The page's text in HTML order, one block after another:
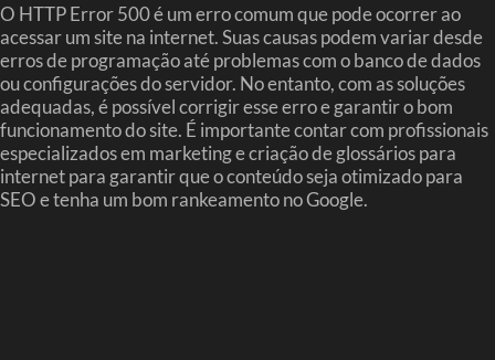
O HTTP Error 500 é um erro comum que pode ocorrer ao
acessar um site na internet. Suas causas podem variar desde
erros de programação até problemas com o banco de dados
ou configurações do servidor. No entanto, com as soluções
adequadas, é possível corrigir esse erro e garantir o bom
funcionamento do site. É importante contar com profissionais
especializados em marketing e criação de glossários para
internet para garantir que o conteúdo seja otimizado para
SEO e tenha um bom rankeamento no Google.